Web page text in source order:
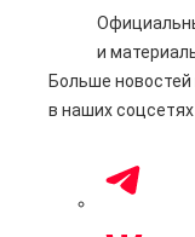
и
Больше
в наших соцсетях